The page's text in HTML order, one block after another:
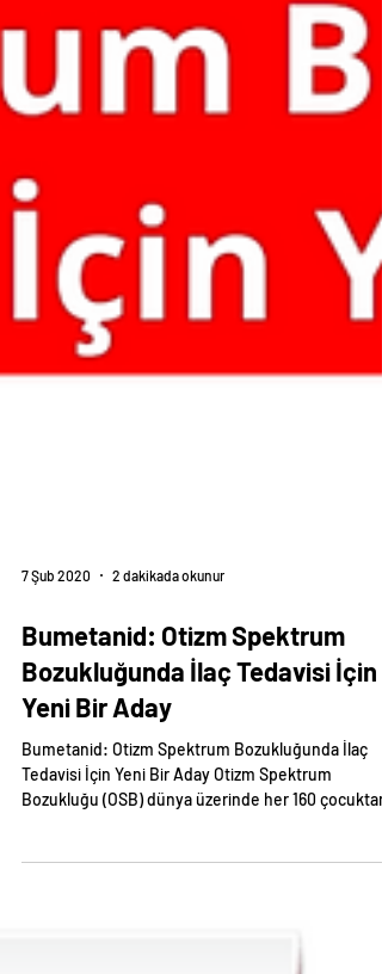
7 Şub 2020 2 dakikada okunur
Bumetanid: Otizm Spektrum
Bozukluğunda İlaç Tedavisi İçin
Yeni Bir Aday
Bumetanid: Otizm Spektrum Bozukluğunda İlaç
Bozukluğu (OSB) dünya üzerinde her 160